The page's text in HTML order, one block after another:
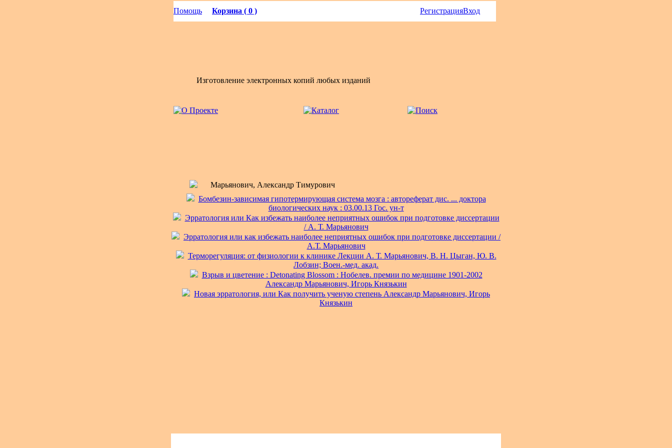
Помощь Корзина ( 0 ) РегистрацияВход
Изготовление электронных копий любых изданий
Марьянович, Александр Тимурович
Бомбезин-зависимая гипотермирующая система мозга : автореферат дис. ... доктора
биологических наук : 03.00.13 Гос. ун-т
Эрратология или Как избежать наиболее неприятных ошибок при подготовке диссертации
/ А. Т. Марьянович
Эрратология или как избежать наиболее неприятных ошибок при подготовке диссертации /
А.Т. Марьянович
Терморегуляция: от физиологии к клинике Лекции А. Т. Марьянович, В. Н. Цыган, Ю. В.
Лобзин; Воен.-мед. акад.
Взрыв и цветение : Detonating Blossom : Нобелев. премии по медицине 1901-2002
Александр Марьянович, Игорь Князькин
Новая эрратология, или Как получить ученую степень Александр Марьянович, Игорь
Князькин